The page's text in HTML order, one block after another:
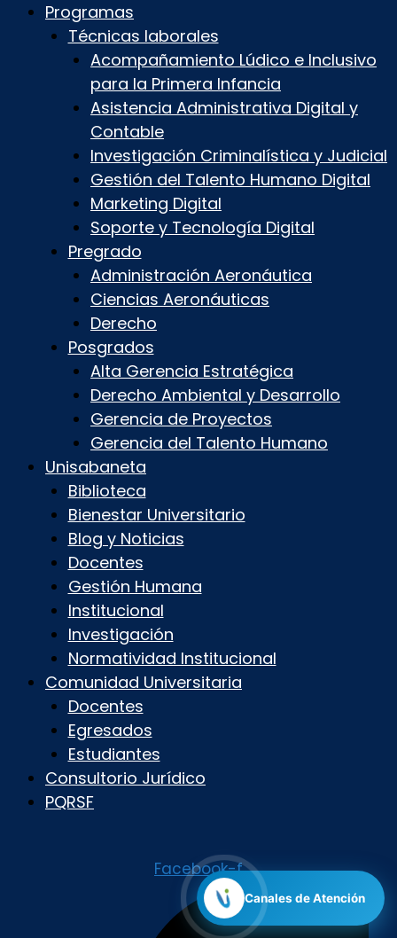
Canales de Atención
Programas
Técnicas laborales
Acompañamiento Lúdico e Inclusivo
para la Primera Infancia
Asistencia Administrativa Digital y
Contable
Investigación Criminalística y Judicial
Gestión del Talento Humano Digital
Marketing Digital
Soporte y Tecnología Digital
Pregrado
Administración Aeronáutica
Ciencias Aeronáuticas
Derecho
Posgrados
Alta Gerencia Estratégica
Derecho Ambiental y Desarrollo
Gerencia de Proyectos
Gerencia del Talento Humano
Unisabaneta
Biblioteca
Bienestar Universitario
Blog y Noticias
Docentes
Gestión Humana
Institucional
Investigación
Normatividad Institucional
Comunidad Universitaria
Docentes
Egresados
Estudiantes
Consultorio Jurídico
PQRSF
Facebook-f